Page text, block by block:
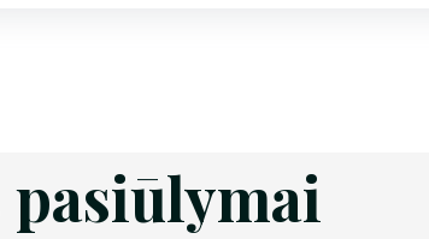
pasiūlymai